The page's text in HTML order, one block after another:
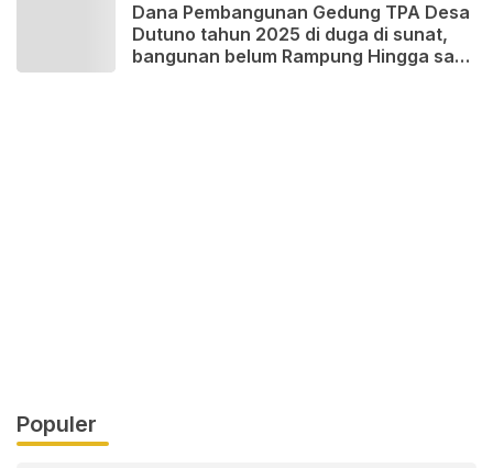
Dana Pembangunan Gedung TPA Desa
Dutuno tahun 2025 di duga di sunat,
bangunan belum Rampung Hingga saat
Populer